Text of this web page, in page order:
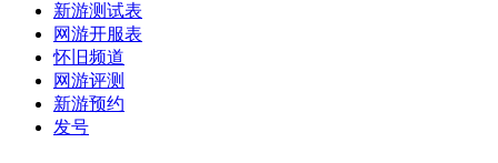
新游测试表
网游开服表
怀旧频道
网游评测
新游预约
发号